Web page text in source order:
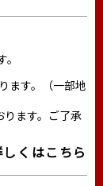
ます。（一部地
ます。ご了承
くはこちら